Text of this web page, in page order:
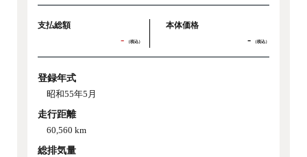
支払総額
- （税込）
本体価格
- （税込）
登録年式
昭和55年5月
走行距離
60,560 km
総排気量